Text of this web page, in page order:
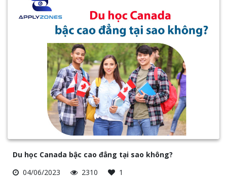
Du học Canada bậc cao đẳng tại sao không?
04/06/2023
2310 1